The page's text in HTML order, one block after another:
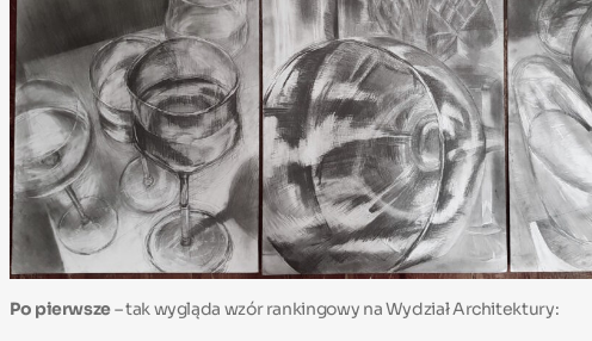
Po pierwsze– tak wygląda wzór rankingowy na Wydział Architektury: